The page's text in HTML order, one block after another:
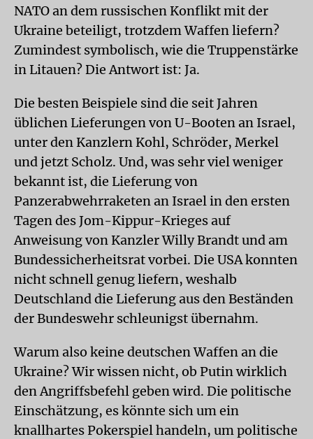
NATO an dem russischen Konflikt mit der
Ukraine beteiligt, trotzdem Waffen liefern?
Zumindest symbolisch, wie die Truppenstärke
in Litauen? Die Antwort ist: Ja.
Die besten Beispiele sind die seit Jahren
üblichen Lieferungen von U-Booten an Israel,
unter den Kanzlern Kohl, Schröder, Merkel
und jetzt Scholz. Und, was sehr viel weniger
bekannt ist, die Lieferung von
Panzerabwehrraketen an Israel in den ersten
Tagen des Jom-Kippur-Krieges auf
Anweisung von Kanzler Willy Brandt und am
Bundessicherheitsrat vorbei. Die USA konnten
nicht schnell genug liefern, weshalb
Deutschland die Lieferung aus den Beständen
der Bundeswehr schleunigst übernahm.
Warum also keine deutschen Waffen an die
Ukraine? Wir wissen nicht, ob Putin wirklich
den Angriffsbefehl geben wird. Die politische
Einschätzung, es könnte sich um ein
knallhartes Pokerspiel handeln, um politische